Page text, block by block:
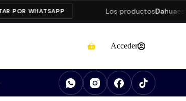
WHATSAPP Los productosDahuaestán
Acceder